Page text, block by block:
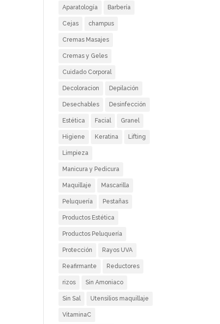
Aparatología Barbería
Cejas champus
Cremas Masajes
Cremas y Geles
Cuidado Corporal
Decoloracion Depilación
Desechables Desinfección
Estética Facial Granel
Higiene Keratina Lifting
Limpieza
Manicura y Pedicura
Maquillaje Mascarilla
Peluquería Pestañas
Productos Estética
Productos Peluquería
Protección Rayos UVA
Reafirmante Reductores
rizos Sin Amoniaco
Sin Sal Utensilios maquillaje
VitaminaC